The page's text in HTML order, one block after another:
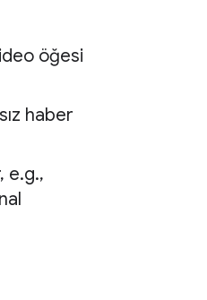
öğesi
haber
e.g.,